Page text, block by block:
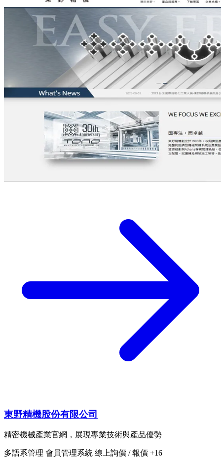
東野精機股份有限公司
精密機械產業官網，展現專業技術與產品優勢
多語系管理 會員管理系統 線上詢價 / 報價 +16